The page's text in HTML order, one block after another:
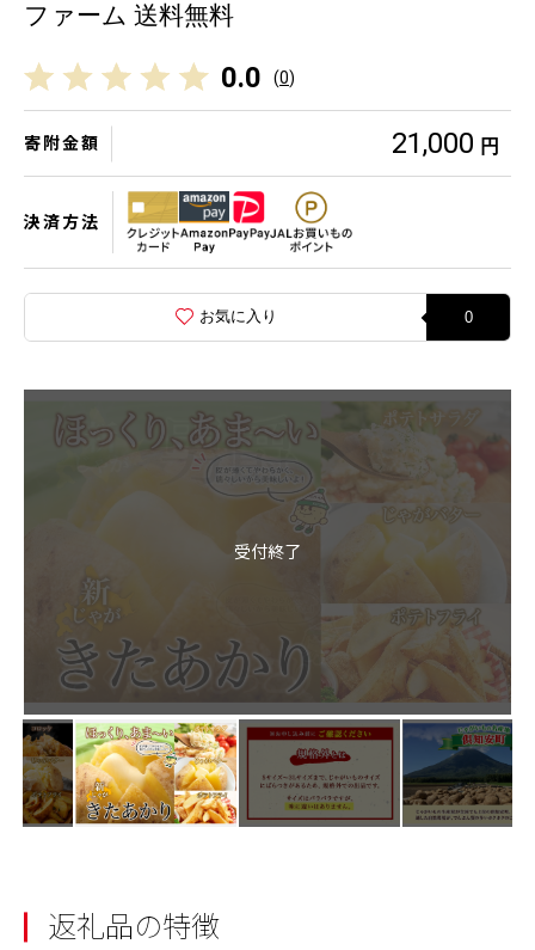
ファーム 送料無料
0.0 (0)
寄附金額 21,000 円
決済方法
お気に入り 0
受付終了
返礼品の特徴